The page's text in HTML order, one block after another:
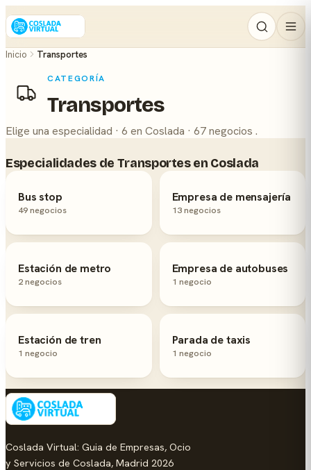
Inicio Transportes
CATEGORÍA
Transportes
Elige una especialidad · 6 en Coslada · 67 negocios .
Especialidades de Transportes en Coslada
Bus stop
49 negocios
Empresa de mensajería
13 negocios
Estación de metro
2 negocios
Empresa de autobuses
1 negocio
Estación de tren
1 negocio
Parada de taxis
1 negocio
Coslada Virtual: Guia de Empresas, Ocio
y Servicios de Coslada, Madrid 2026